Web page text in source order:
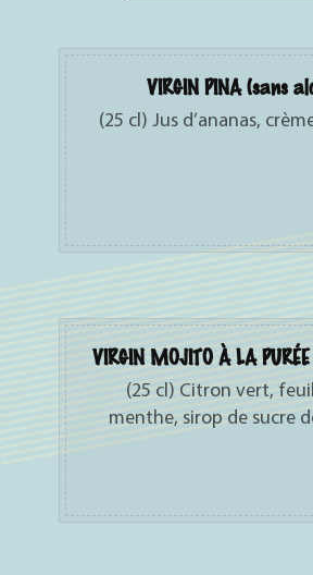
VIRGIN PINA (sans
(25 cl) Jus d’ananas,
(25 cl) Citron vert,
menthe, sirop de sucre